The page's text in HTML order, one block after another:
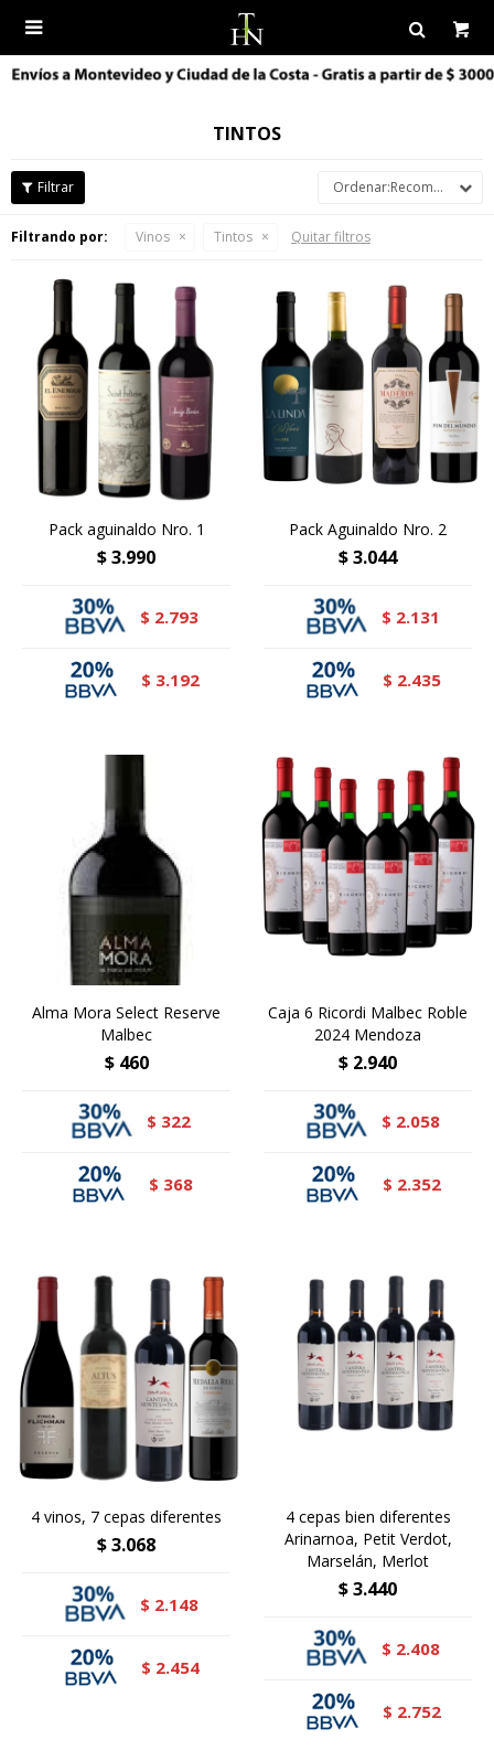

TINTOS
Recomendados
Filtrando por: Vinos Tintos Quitar filtros
Pack aguinaldo Nro. 1
$3.990
$ 2.793
$ 3.192
Pack Aguinaldo Nro. 2
$3.044
$ 2.131
$ 2.435
Alma Mora Select Reserve
Malbec
$ 460
$ 322
$ 368
Caja 6 Ricordi Malbec Roble
2024 Mendoza
$ 2.940
$ 2.058
$ 2.352
4 vinos, 7 cepas diferentes
$3.068
$ 2.148
$ 2.454
4 cepas bien diferentes
Arinarnoa, Petit Verdot,
Marselán, Merlot
$3.440
$ 2.408
$ 2.752